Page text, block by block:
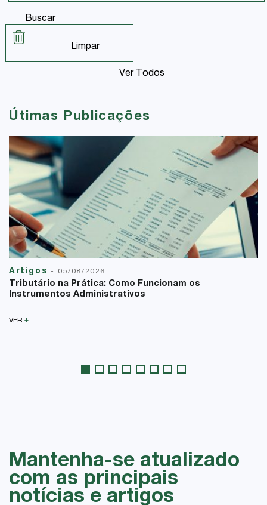
Buscar
Limpar
Ver Todos
Útimas Publicações
Artigos - 05/08/2026
Tributário na Prática: Como Funcionam os
Instrumentos Administrativos
VER +
Mantenha-se atualizado
com as principais
notícias e artigos